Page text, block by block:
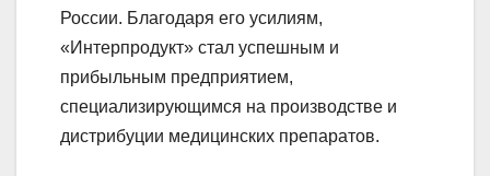
России. Благодаря его усилиям,
«Интерпродукт» стал успешным и
прибыльным предприятием,
специализирующимся на производстве и
дистрибуции медицинских препаратов.